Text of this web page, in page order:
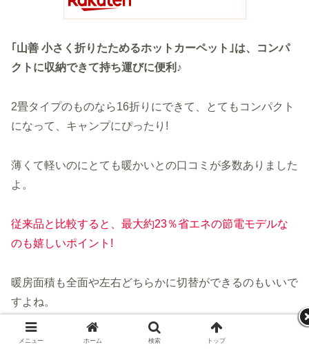
｢山善 小さく折りたためるホットカーペット｣は、コンパ
クトに収納できて持ち運びに便利♪
2畳タイプのものなら16折りにできて、とてもコンパクト
になって、キャンプにぴったり!
薄くて軽いのにとても暖かいとの口コミが多数ありました
よ。
従来品と比較すると、最大約23％省エネの節電モデルな
のも嬉しいポイント!
暖房面積も全面や左右どちらかに切替ができるのもいいで
すよね。
メニュー ホーム 検索 トップ